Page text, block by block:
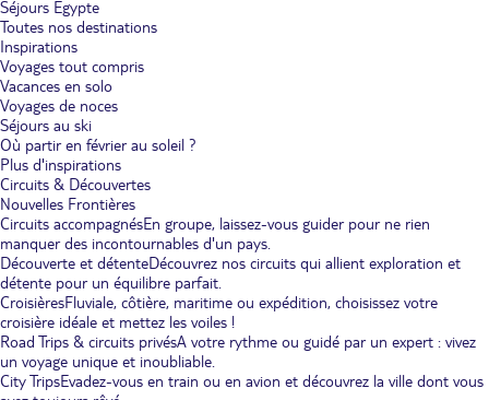
Séjours Egypte
Toutes nos destinations
Inspirations
Voyages tout compris
Vacances en solo
Voyages de noces
Séjours au ski
Où partir en février au soleil ?
Plus d'inspirations
Circuits & Découvertes
Nouvelles Frontières
Circuits accompagnésEn groupe, laissez-vous guider pour ne rien
manquer des incontournables d'un pays.
Découverte et détenteDécouvrez nos circuits qui allient exploration et
détente pour un équilibre parfait.
CroisièresFluviale, côtière, maritime ou expédition, choisissez votre
croisière idéale et mettez les voiles !
Road Trips & circuits privésA votre rythme ou guidé par un expert : vivez
un voyage unique et inoubliable.
City TripsEvadez-vous en train ou en avion et découvrez la ville dont vous